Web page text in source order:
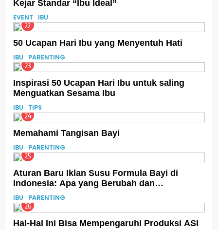
Kejar Standar “Ibu Ideal”
EVENT IBU
22
50 Ucapan Hari Ibu yang Menyentuh Hati
IBU PARENTING
23
Inspirasi 50 Ucapan Hari Ibu untuk saling
Menguatkan Sesama Ibu
IBU TIPS
24
Memahami Tangisan Bayi
IBU PARENTING
25
Aturan Baru Iklan Susu Formula Bayi di
Indonesia: Apa yang Berubah dan
Dampaknya
IBU PARENTING
26
Hal-Hal Ini Bisa Mempengaruhi Produksi ASI